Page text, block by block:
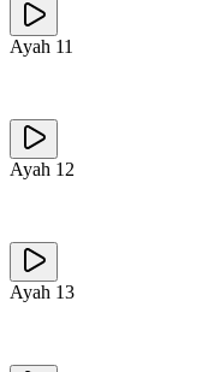
Ayah 11
Ayah 12
Ayah 13